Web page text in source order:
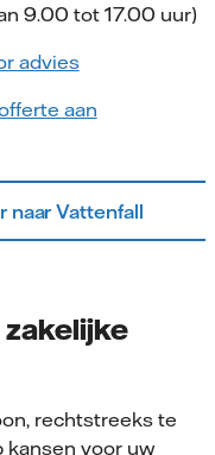
9.00 tot 17.00 uur)
advies
aan
naar Vattenfall
rechtstreeks te
kansen voor uw